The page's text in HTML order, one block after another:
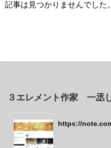
記事は見つかりませんでした。
３エレメント作家 一丞
https://